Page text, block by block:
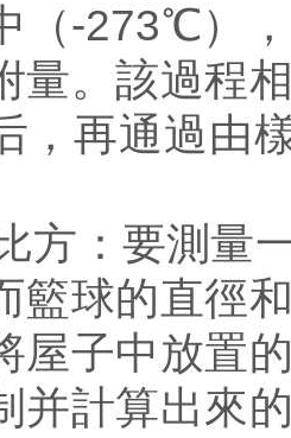
（-273℃）
量。該過程
，再通過由
方：要測量
籃球的直徑
屋子中放置
并計算出來